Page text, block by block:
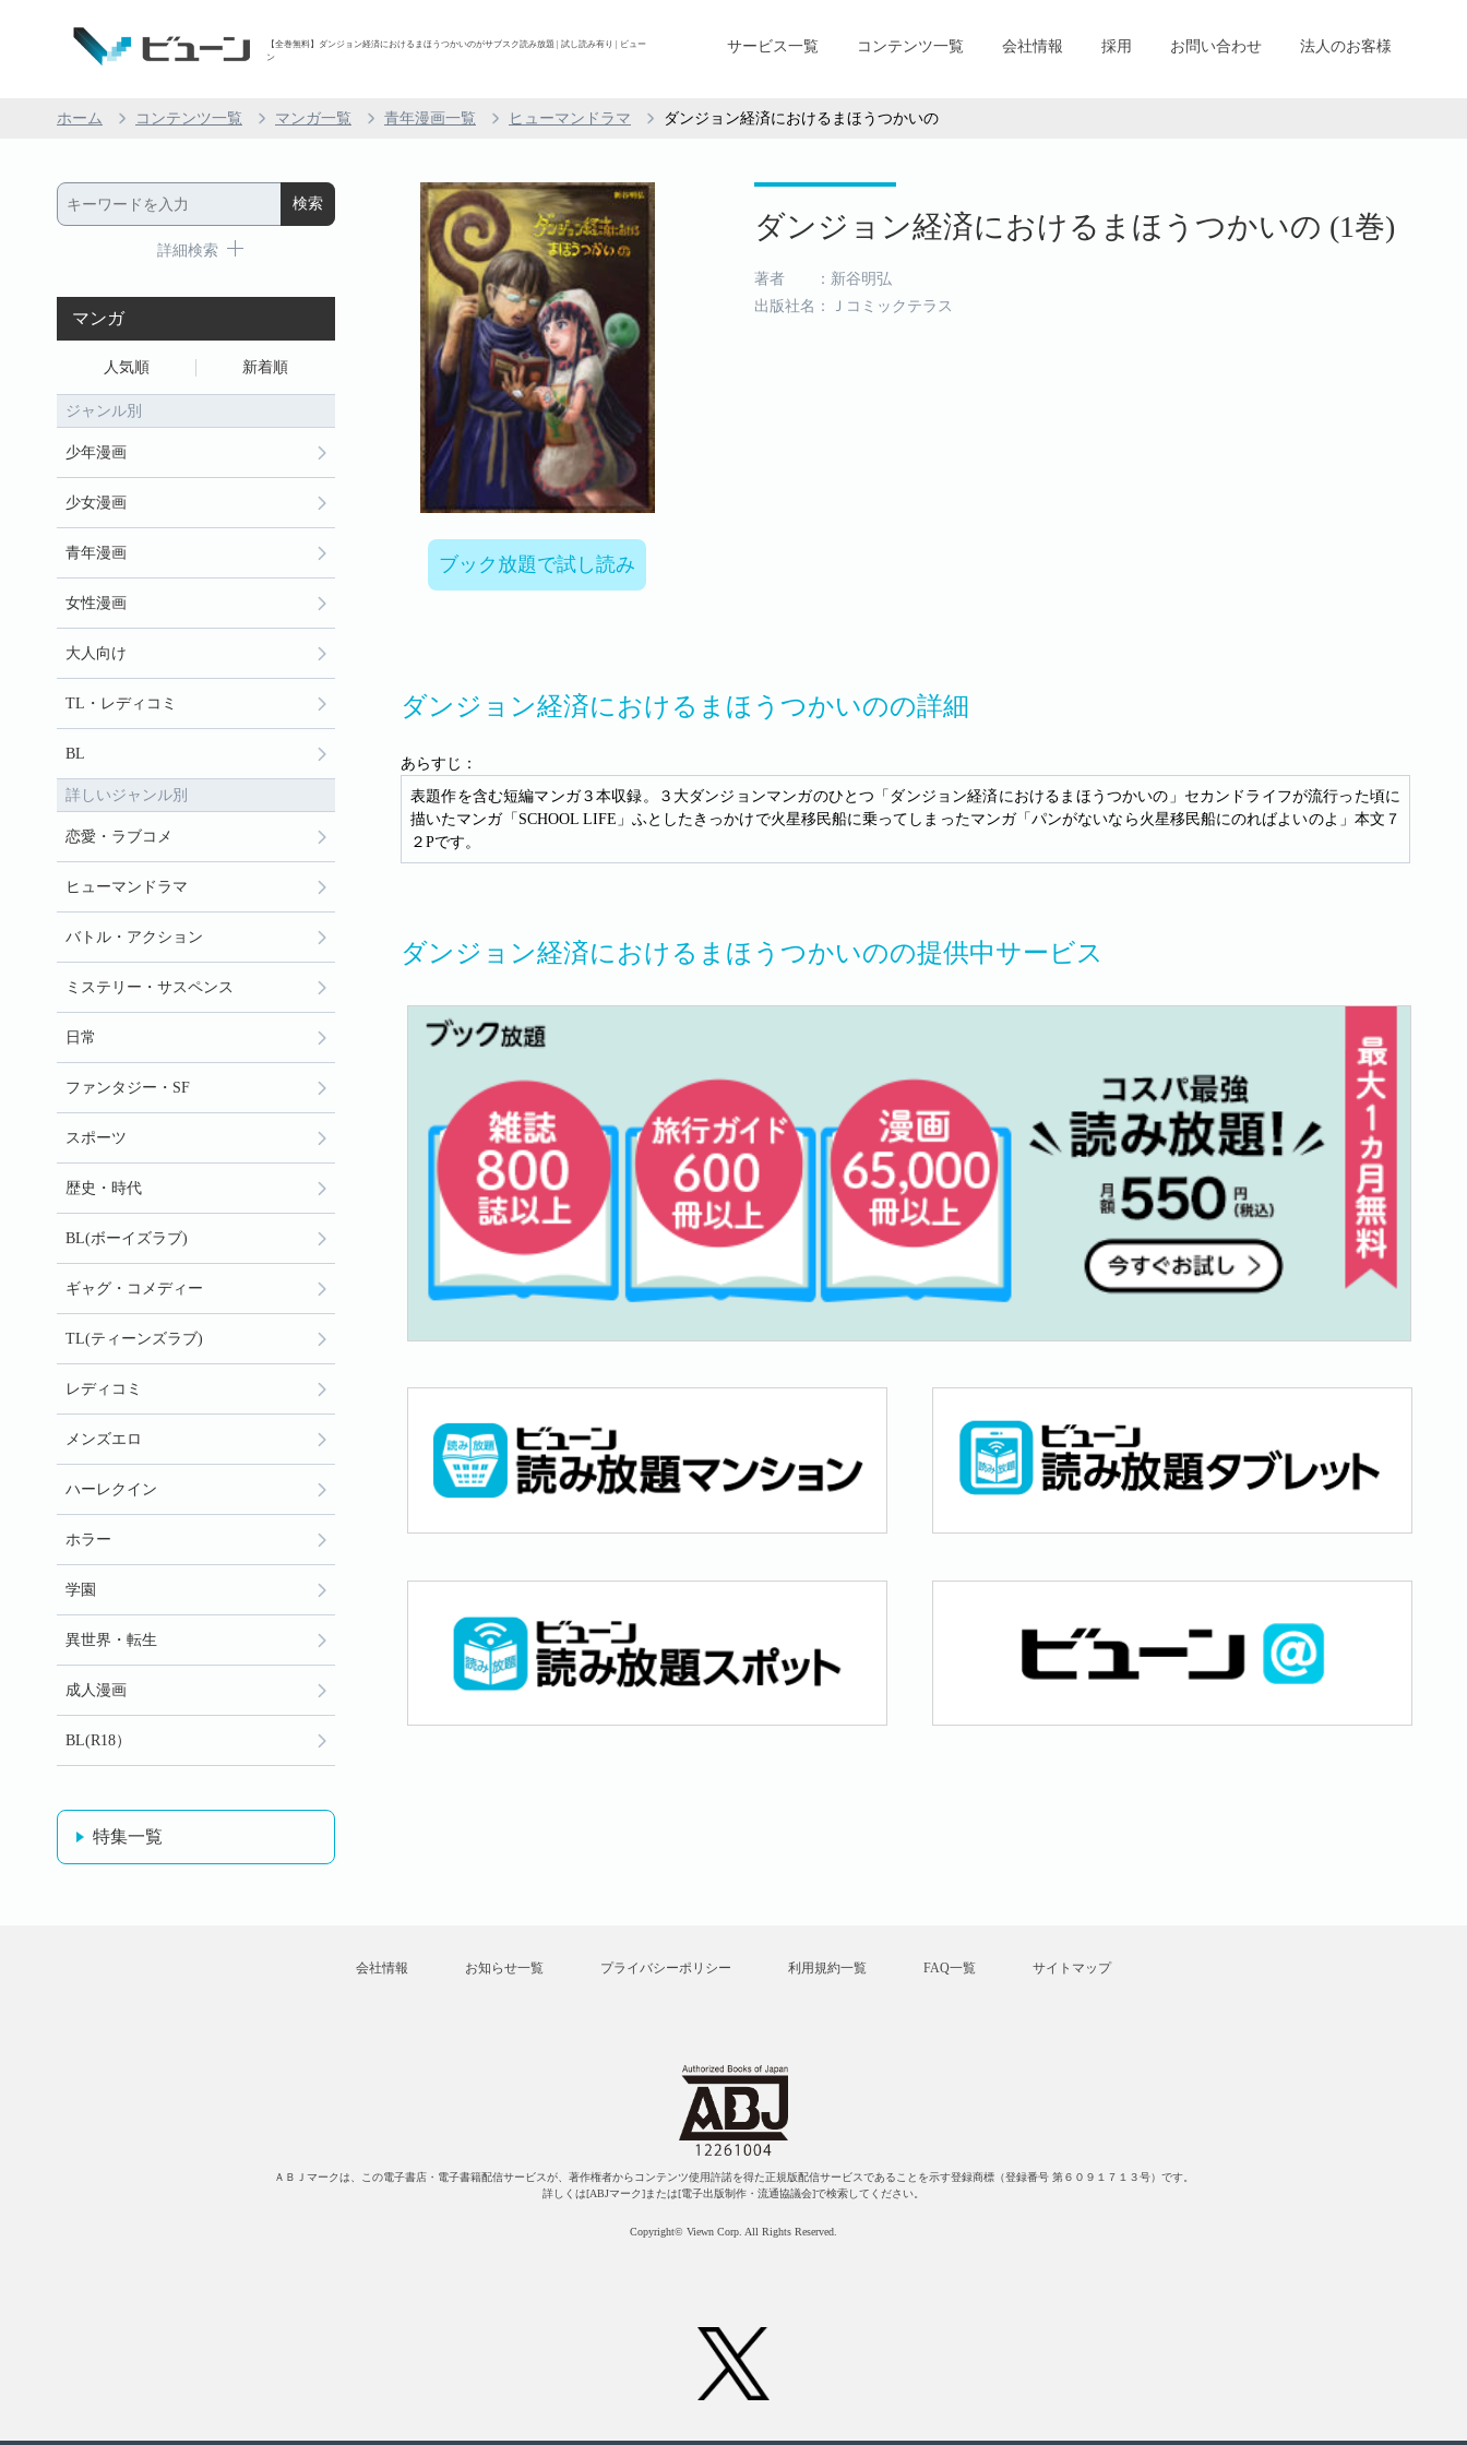
【全巻無料】ダンジョン経済におけるまほうつかいのがサブスク読み放題 | 試し読み有り | ビュー
ン
サービス一覧 コンテンツ一覧 会社情報 採用 お問い合わせ 法人のお客様
ホーム コンテンツ一覧 マンガ一覧 青年漫画一覧 ヒューマンドラマ ダンジョン経済におけるまほうつかいの
ブック放題で試し読み
ダンジョン経済におけるまほうつかいの (1巻)
著者 ：新谷明弘
出版社名：Ｊコミックテラス
ダンジョン経済におけるまほうつかいのの詳細
あらすじ：
表題作を含む短編マンガ３本収録。３大ダンジョンマンガのひとつ「ダンジョン経済におけるまほうつかいの」セカンドライフが流行った頃に
描いたマンガ「SCHOOL LIFE」ふとしたきっかけで火星移民船に乗ってしまったマンガ「パンがないなら火星移民船にのればよいのよ」本文７
２Pです。
ダンジョン経済におけるまほうつかいのの提供中サービス
詳細検索
マンガ
人気順 新着順
ジャンル別
少年漫画
少女漫画
青年漫画
女性漫画
大人向け
TL・レディコミ
BL
詳しいジャンル別
恋愛・ラブコメ
ヒューマンドラマ
バトル・アクション
ミステリー・サスペンス
日常
ファンタジー・SF
スポーツ
歴史・時代
BL(ボーイズラブ)
ギャグ・コメディー
TL(ティーンズラブ)
レディコミ
メンズエロ
ハーレクイン
ホラー
学園
異世界・転生
成人漫画
BL(R18）
特集一覧
会社情報 お知らせ一覧 プライバシーポリシー 利用規約一覧 FAQ一覧 サイトマップ
ＡＢＪマークは、この電子書店・電子書籍配信サービスが、著作権者からコンテンツ使用許諾を得た正規版配信サービスであることを示す登録商標（登録番号 第６０９１７１３号）です。
詳しくは[ABJマーク]または[電子出版制作・流通協議会]で検索してください。
Copyright© Viewn Corp. All Rights Reserved.